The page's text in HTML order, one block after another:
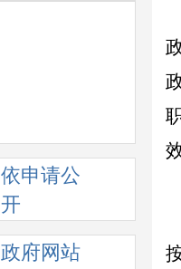
依申请公
开
政府网站